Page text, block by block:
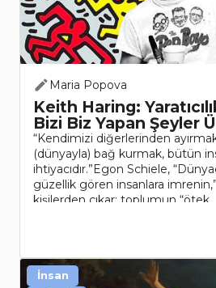
Maria Popova
Keith Haring:
Bizi Biz Yapan Şeyler
“Kendimizi diğerlerinden
(dünyayla) bağ kurmak, bütün
ihtiyacıdır.”Egon Schiele,
güzellik gören insanlara
kişilerden çıkar; toplumun “ötek..
İnsan